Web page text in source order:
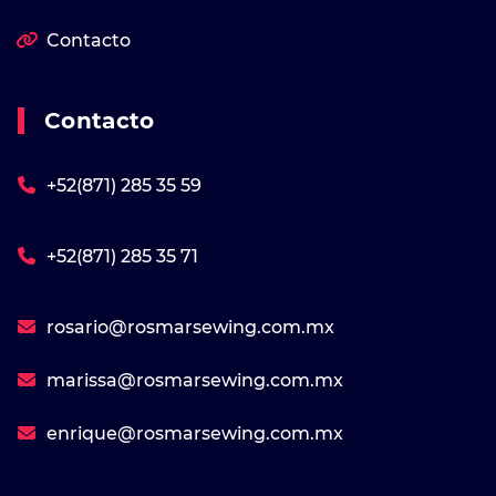
Contacto
Contacto
+52(871) 285 35 59
+52(871) 285 35 71
rosario@rosmarsewing.com.mx
marissa@rosmarsewing.com.mx
enrique@rosmarsewing.com.mx